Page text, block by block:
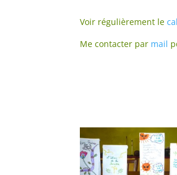
Voir régulièrement le
Me contacter par mail